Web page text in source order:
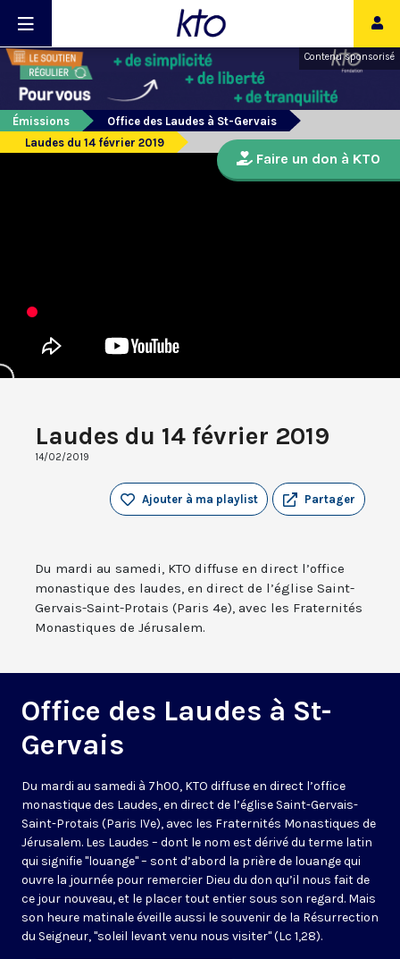
Contenu sponsorisé
Émissions
Office des Laudes à St-Gervais
Laudes du 14 février 2019
Laudes du 14 février 2019
14/02/2019
Partager
Ajouter à ma playlist
Du mardi au samedi, KTO diffuse en direct l’office
monastique des laudes, en direct de l’église Saint-
Gervais-Saint-Protais (Paris 4e), avec les Fraternités
Monastiques de Jérusalem.
Office des Laudes à St-
Gervais
Du mardi au samedi à 7h00, KTO diffuse en direct l’office
monastique des Laudes, en direct de l’église Saint-Gervais-
Saint-Protais (Paris IVe), avec les Fraternités Monastiques de
Jérusalem. Les Laudes – dont le nom est dérivé du terme latin
qui signifie "louange" – sont d’abord la prière de louange qui
ouvre la journée pour remercier Dieu du don qu’il nous fait de
ce jour nouveau, et le placer tout entier sous son regard. Mais
son heure matinale éveille aussi le souvenir de la Résurrection
du Seigneur, "soleil levant venu nous visiter" (Lc 1,28).
Faire un don à KTO